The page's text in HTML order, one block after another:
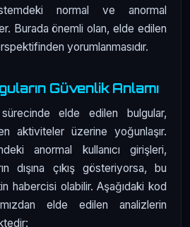
normal ve anormal
Burada önemli olan, elde edilen
yorumlanmasıdır.
Güvenlik Anlamı
sürecinde elde edilen bulgular,
aktiviteler üzerine yoğunlaşır.
anormal kullanıcı girişleri,
dışına çıkış gösteriyorsa, bu
habercisi olabilir. Aşağıdaki kod
elde edilen analizlerin